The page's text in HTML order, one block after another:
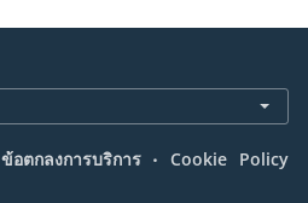
ข้อตกลงการบริการ . Cookie Policy